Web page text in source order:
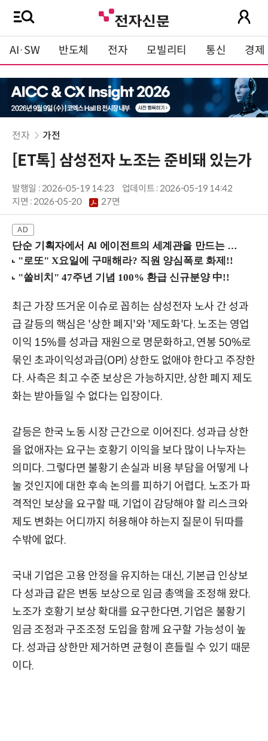
AI·SW 반도체 전자 모빌리티 통신 경제
전자 가전
[ET톡] 삼성전자 노조는 준비돼 있는가
발행일 : 2026-05-19 14:23
업데이트 : 2026-05-19 14:42
지면 :2026-05-20 27면
단순 기획자에서 AI 에이전트의 세계관을 만드는 지식 설계자로.. (8/20 강남역)
최근 가장 뜨거운 이슈로 꼽히는 삼성전자 노사 간 성과
급 갈등의 핵심은 '상한 폐지'와 '제도화'다. 노조는 영업
이익 15%를 성과급 재원으로 명문화하고, 연봉 50%로
묶인 초과이익성과급(OPI) 상한도 없애야 한다고 주장한
다. 사측은 최고 수준 보상은 가능하지만, 상한 폐지 제도
화는 받아들일 수 없다는 입장이다.
갈등은 한국 노동 시장 근간으로 이어진다. 성과급 상한
을 없애자는 요구는 호황기 이익을 보다 많이 나누자는
의미다. 그렇다면 불황기 손실과 비용 부담을 어떻게 나
눌 것인지에 대한 후속 논의를 피하기 어렵다. 노조가 파
격적인 보상을 요구할 때, 기업이 감당해야 할 리스크와
제도 변화는 어디까지 허용해야 하는지 질문이 뒤따를
수밖에 없다.
국내 기업은 고용 안정을 유지하는 대신, 기본급 인상보
다 성과급 같은 변동 보상으로 임금 총액을 조정해 왔다.
노조가 호황기 보상 확대를 요구한다면, 기업은 불황기
임금 조정과 구조조정 도입을 함께 요구할 가능성이 높
다. 성과급 상한만 제거하면 균형이 흔들릴 수 있기 때문
이다.